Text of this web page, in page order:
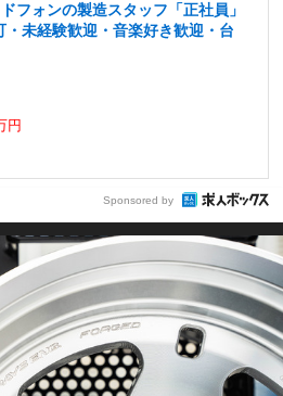
フォンの製造スタッフ「正社員」
未経験歓迎・音楽好き歓迎・台
円
Sponsored by